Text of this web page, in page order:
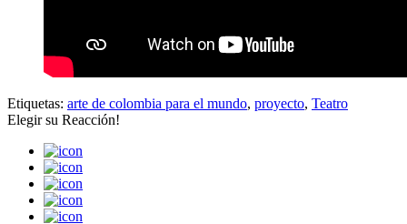
Etiquetas: arte de colombia para el mundo, proyecto, Teatro
Elegir su Reacción!